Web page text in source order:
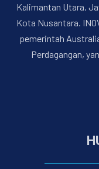
Kalimantan Utara,
Kota Nusantara.
pemerintah
Perdagangan,